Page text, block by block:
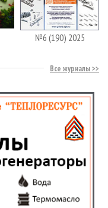
№6 (190) 2025
Все журналы